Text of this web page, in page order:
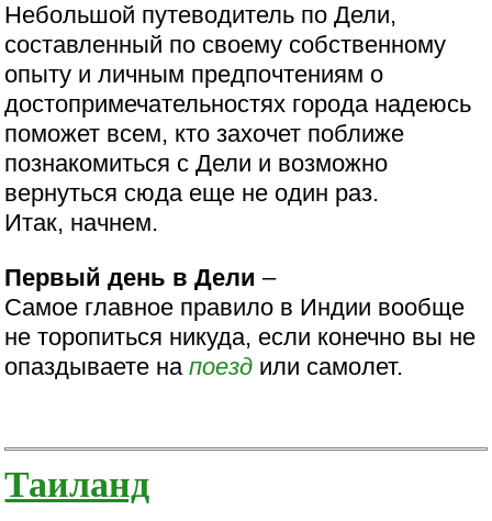
Небольшой путеводитель по Дели,
составленный по своему собственному
опыту и личным предпочтениям о
достопримечательностях города надеюсь
поможет всем, кто захочет поближе
познакомиться с Дели и возможно
вернуться сюда еще не один раз.
Итак, начнем.
Первый день в Дели –
Самое главное правило в Индии вообще
не торопиться никуда, если конечно вы не
опаздываете напоезд или самолет.
Таиланд